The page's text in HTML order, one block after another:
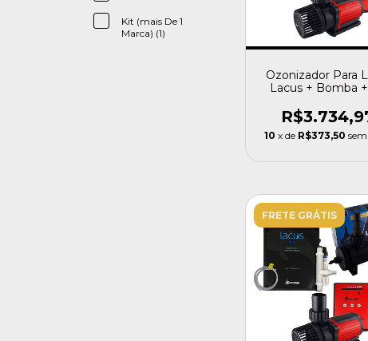
Kit (mais De 1
Marca) (1)
Ozonizador Para
Lacus + Bomba
10 x de R$373,50
FRETE GRÁTIS